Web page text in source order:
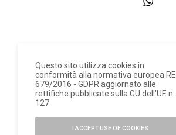
Questo sito utilizza cookies in
conformità alla normativa europea RE
679/2016 - GDPR aggiornato alle
rettifiche pubblicate sulla GU dell’UE n.
127.
I ACCEPT USE OF COOKIES